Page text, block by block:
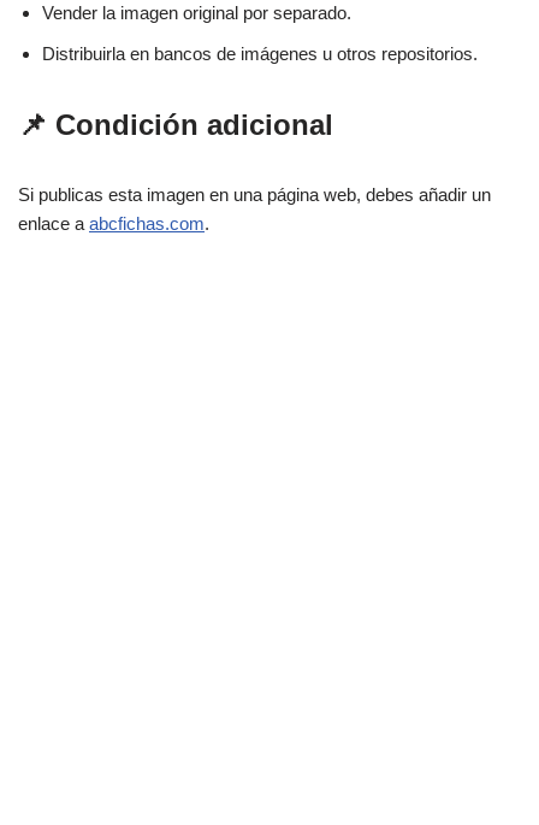
Vender la imagen original por separado.
Distribuirla en bancos de imágenes u otros repositorios.
📌 Condición adicional
Si publicas esta imagen en una página web, debes añadir un
enlace a abcfichas.com.